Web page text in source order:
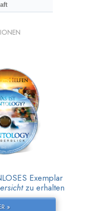
Exemplar
zu erhalten
»